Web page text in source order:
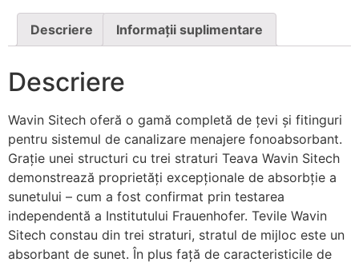
Descriere Informații suplimentare
Descriere
Wavin Sitech oferă o gamă completă de țevi și fitinguri
pentru sistemul de canalizare menajere fonoabsorbant.
Grație unei structuri cu trei straturi Teava Wavin Sitech
demonstrează proprietăți excepționale de absorbție a
sunetului – cum a fost confirmat prin testarea
independentă a Institutului Frauenhofer. Tevile Wavin
Sitech constau din trei straturi, stratul de mijloc este un
absorbant de sunet. În plus față de caracteristicile de